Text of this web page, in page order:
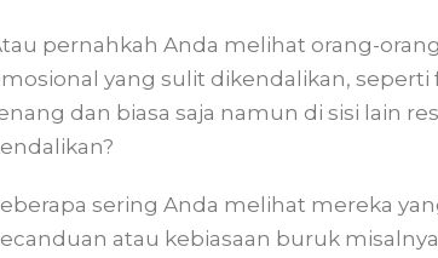
pernahkah Anda melihat orang-
yang sulit dikendalikan,
dan biasa saja namun di sisi lain
sering Anda melihat mereka
atau kebiasaan buruk